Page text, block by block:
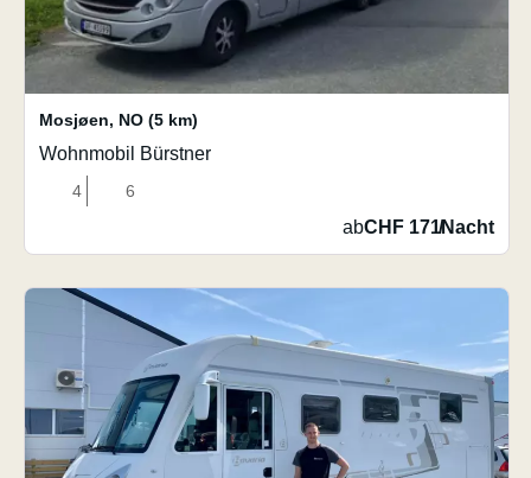
Mosjøen, NO (5 km)
Wohnmobil Bürstner
4 6
abCHF 171/Nacht